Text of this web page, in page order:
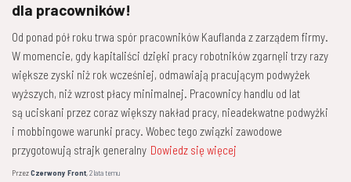
dla pracowników!
Od ponad pół roku trwa spór pracowników Kauflanda z zarządem firmy.
W momencie, gdy kapitaliści dzięki pracy robotników zgarnęli trzy razy
większe zyski niż rok wcześniej, odmawiają pracującym podwyżek
wyższych, niż wzrost płacy minimalnej. Pracownicy handlu od lat
są uciskani przez coraz większy nakład pracy, nieadekwatne podwyżki
i mobbingowe warunki pracy. Wobec tego związki zawodowe
przygotowują strajk generalny Dowiedz się więcej
PrzezCzerwony Front,2 latatemu